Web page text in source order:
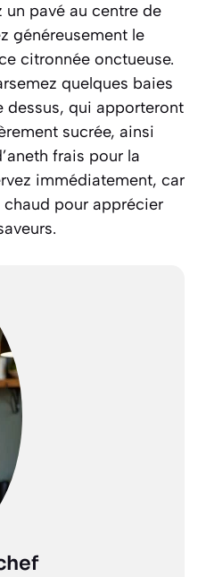
un pavé au centre de
généreusement le
citronnée onctueuse.
quelques baies
dessus, qui apporteront
sucrée, ainsi
frais pour la
immédiatement, car
pour apprécier